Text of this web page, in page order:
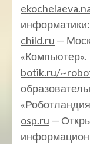
child.ru —
«Компьютер».
botik.ru/
osp.ru —